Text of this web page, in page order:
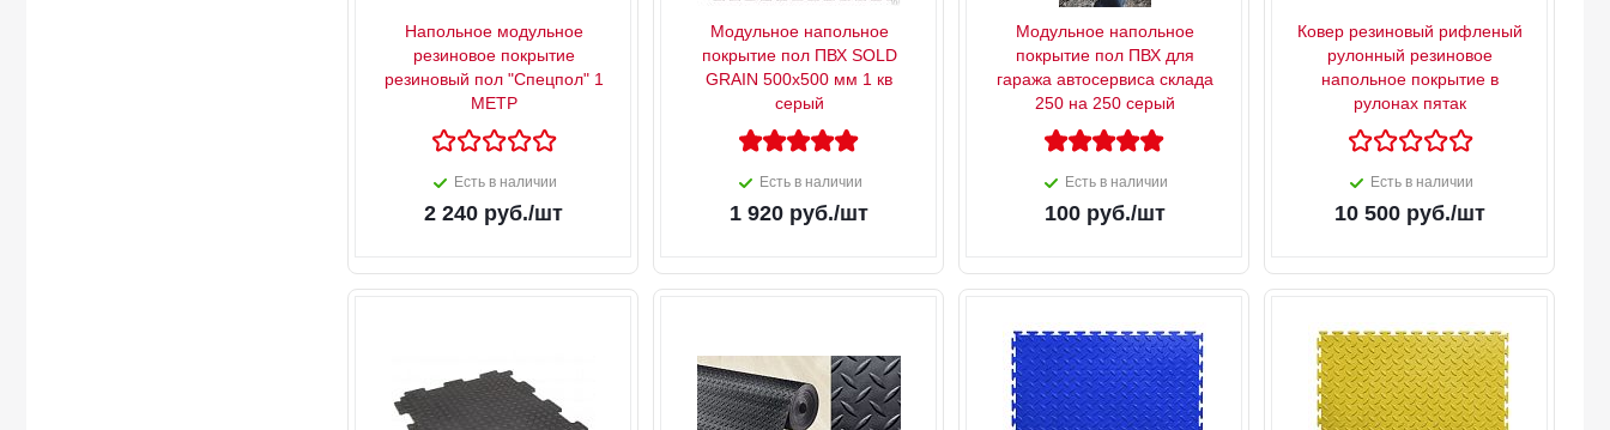
Напольное модульное
резиновое покрытие
резиновый пол "Спецпол" 1
МЕТР
Есть в наличии
2 240 руб./шт
Модульное напольное
покрытие пол ПВХ SOLD
GRAIN 500х500 мм 1 кв
серый
Есть в наличии
1 920 руб./шт
Модульное напольное
покрытие пол ПВХ для
гаража автосервиса склада
250 на 250 серый
Есть в наличии
100руб./шт
Ковер резиновый рифленый
рулонный резиновое
напольное покрытие в
рулонах пятак
Есть в наличии
10 500 руб./шт